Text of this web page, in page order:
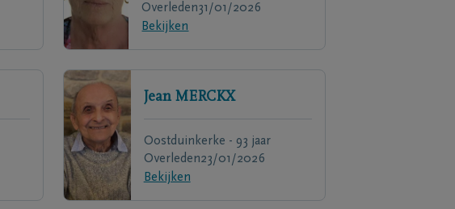
Overleden31/01/2026
Bekijken
Jean MERCKX
Oostduinkerke - 93 jaar
Overleden23/01/2026
Bekijken